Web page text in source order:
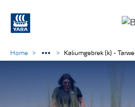
Home Kaliumgebrek (k) - Tarwe